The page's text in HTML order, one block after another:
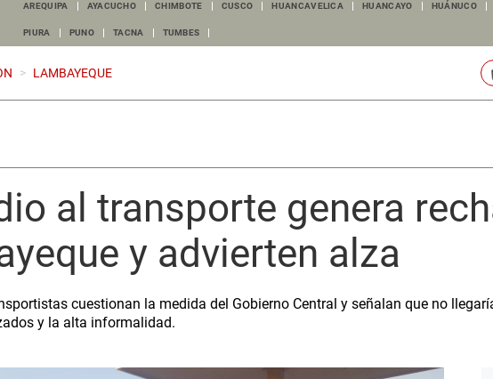
AREQUIPA AYACUCHO CHIMBOTE CUSCO HUANCAVELICA HUANCAYO HUÁNUCO
PIURA PUNO TACNA TUMBES
> LAMBAYEQUE
al transporte genera
y advierten alza
cuestionan la medida del Gobierno Central y señalan que no
y la alta informalidad.